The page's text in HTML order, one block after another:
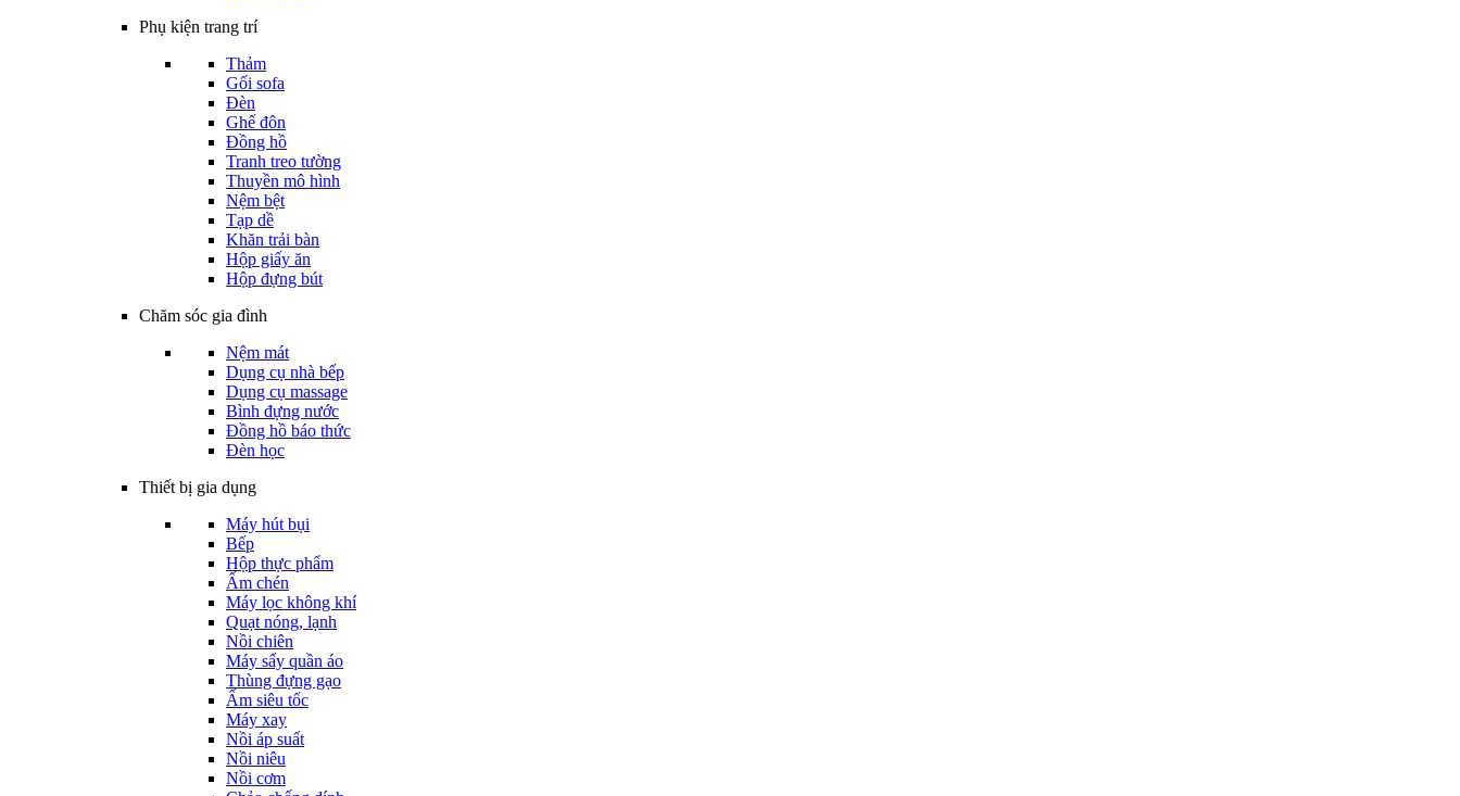
Phụ kiện trang trí
Thảm
Gối sofa
Đèn
Ghế đôn
Đồng hồ
Tranh treo tường
Thuyền mô hình
Nệm bệt
Tạp dề
Khăn trải bàn
Hộp giấy ăn
Hộp đựng bút
Chăm sóc gia đình
Nệm mát
Dụng cụ nhà bếp
Dụng cụ massage
Bình đựng nước
Đồng hồ báo thức
Đèn học
Thiết bị gia dụng
Máy hút bụi
Bếp
Hộp thực phẩm
Ấm chén
Máy lọc không khí
Quạt nóng, lạnh
Nồi chiên
Máy sấy quần áo
Thùng đựng gạo
Ấm siêu tốc
Máy xay
Nồi áp suất
Nồi niêu
Nồi cơm